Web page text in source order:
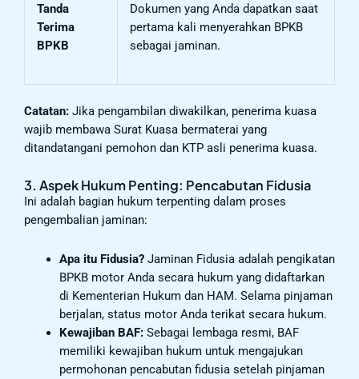
Tanda
Terima
BPKB
Dokumen yang Anda dapatkan saat
pertama kali menyerahkan BPKB
sebagai jaminan.
Catatan: Jika pengambilan diwakilkan, penerima kuasa
wajib membawa Surat Kuasa bermaterai yang
ditandatangani pemohon dan KTP asli penerima kuasa.
3. Aspek Hukum Penting: Pencabutan Fidusia
Ini adalah bagian hukum terpenting dalam proses
pengembalian jaminan:
Apa itu Fidusia?Jaminan Fidusia adalah pengikatan
BPKB motor Anda secara hukum yang didaftarkan
di Kementerian Hukum dan HAM. Selama pinjaman
berjalan, status motor Anda terikat secara hukum.
Kewajiban BAF:Sebagai lembaga resmi, BAF
memiliki kewajiban hukum untuk mengajukan
permohonan pencabutan fidusia setelah pinjaman